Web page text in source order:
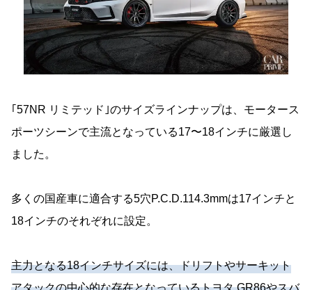
｢57NR リミテッド｣のサイズラインナップは、モータース
ポーツシーンで主流となっている17〜18インチに厳選し
ました。
多くの国産車に適合する5穴P.C.D.114.3mmは17インチと
18インチのそれぞれに設定。
主力となる18インチサイズには、ドリフトやサーキット
アタックの中心的な存在となっているトヨタ GR86やスバ